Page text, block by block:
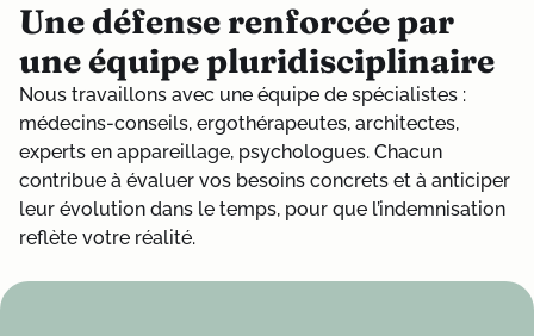
Une défense renforcée par
une équipe pluridisciplinaire
Nous travaillons avec une équipe de spécialistes :
médecins-conseils, ergothérapeutes, architectes,
experts en appareillage, psychologues. Chacun
contribue à évaluer vos besoins concrets et à anticiper
leur évolution dans le temps, pour que l’indemnisation
reflète votre réalité.